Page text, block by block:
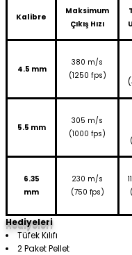
Kalibre
Maksimum
Çıkış Hızı
4.5 mm
380 m/s
(1250 fps)
5.5 mm
305 m/s
(1000 fps)
6.35
mm
230 m/s
(750 fps)
Hediyeleri
Tüfek Kılıfı
2 Paket Pellet